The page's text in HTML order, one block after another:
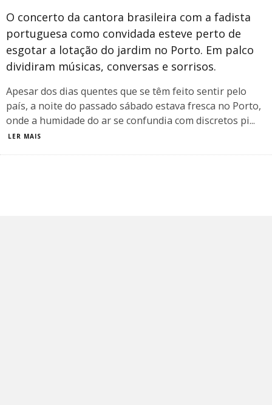
O concerto da cantora brasileira com a fadista
portuguesa como convidada esteve perto de
esgotar a lotação do jardim no Porto. Em palco
dividiram músicas, conversas e sorrisos.
Apesar dos dias quentes que se têm feito sentir pelo
país, a noite do passado sábado estava fresca no Porto,
onde a humidade do ar se confundia com discretos pi...
LER MAIS